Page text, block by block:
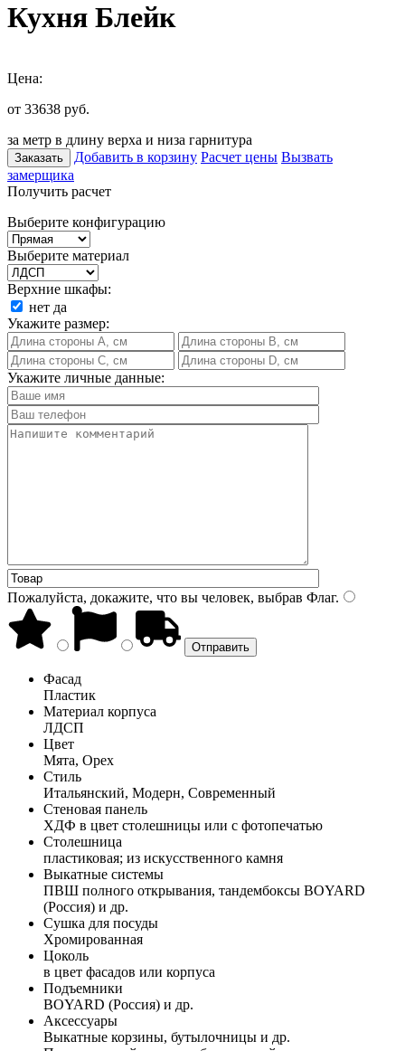
Кухня Блейк
Цена:
от 33638 руб.
за метр в длину верха и низа гарнитура
Заказать Добавить в корзину Расчет цены Вызвать
замерщика
Получить расчет
Выберите конфигурацию
Выберите материал
Верхние шкафы:
нет да
Укажите размер:
Укажите личные данные:
Пожалуйста, докажите, что вы человек, выбрав Флаг.
Фасад
Пластик
Материал корпуса
ЛДСП
Цвет
Мята, Орех
Стиль
Итальянский, Модерн, Современный
Стеновая панель
ХДФ в цвет столешницы или с фотопечатью
Столешница
пластиковая; из искусственного камня
Выкатные системы
ПВШ полного открывания, тандембоксы BOYARD
(Россия) и др.
Сушка для посуды
Хромированная
Цоколь
в цвет фасадов или корпуса
Подъемники
BOYARD (Россия) и др.
Аксессуары
Выкатные корзины, бутылочницы и др.